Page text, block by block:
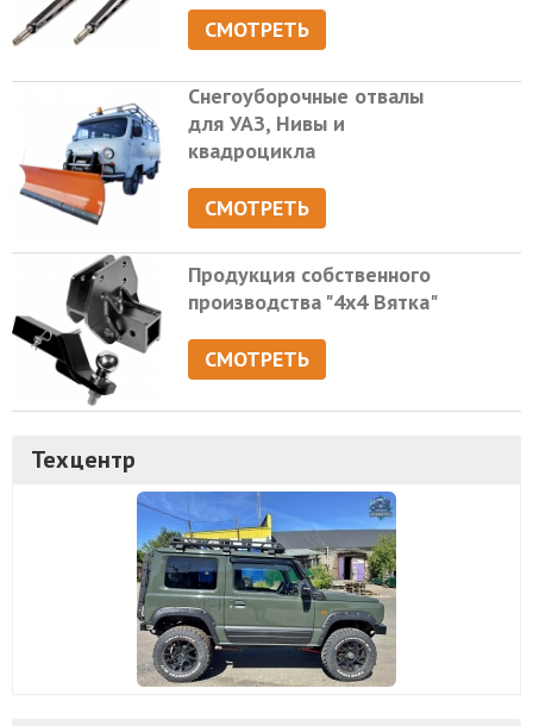
СМОТРЕТЬ
Снегоуборочные отвалы
для УАЗ, Нивы и
квадроцикла
СМОТРЕТЬ
Продукция собственного
производства "4х4 Вятка"
СМОТРЕТЬ
Техцентр